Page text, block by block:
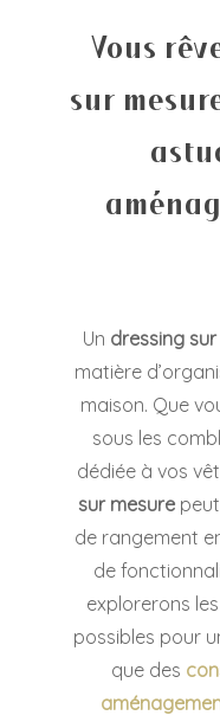
Vous
sur
Un dressing
matière
maison. Que
sous les
dédiée à vos
sur mesure
de rangement
de
explorerons les
possibles pour
que des